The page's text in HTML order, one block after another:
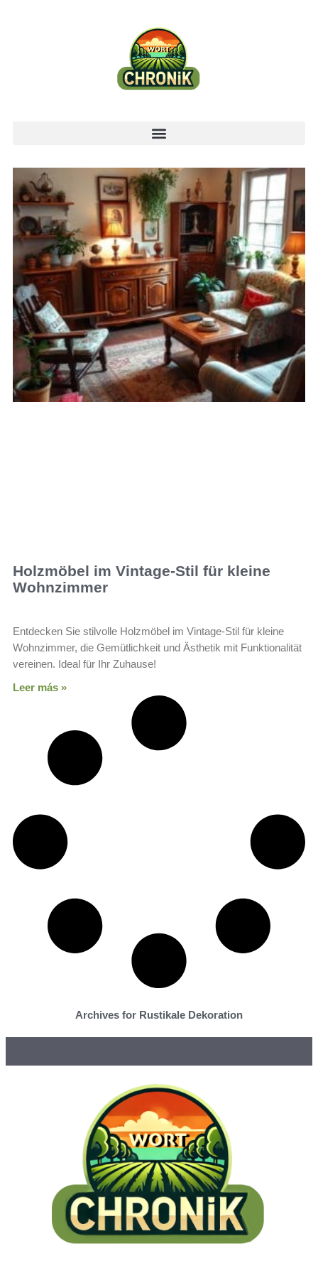
Holzmöbel im Vintage-Stil für kleine
Wohnzimmer
Entdecken Sie stilvolle Holzmöbel im Vintage-Stil für kleine
Wohnzimmer, die Gemütlichkeit und Ästhetik mit Funktionalität
vereinen. Ideal für Ihr Zuhause!
Leer más »
Archives for Rustikale Dekoration